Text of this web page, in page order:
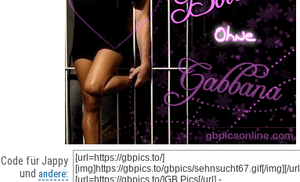
Code für Jappy
und andere: